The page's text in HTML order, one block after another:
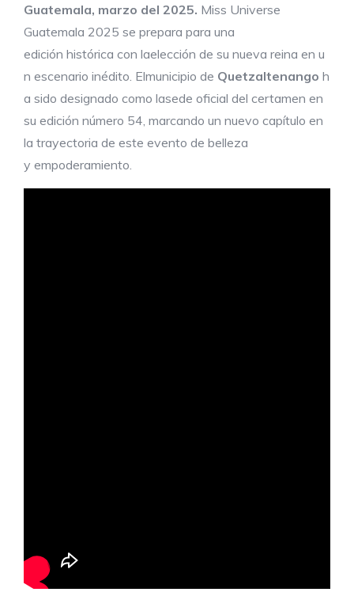
Guatemala, marzo del 2025. Miss Universe
Guatemala 2025 se prepara para una
edición histórica con laelección de su nueva reina en u
n escenario inédito. Elmunicipio de Quetzaltenango h
a sido designado como lasede oficial del certamen en
su edición número 54, marcando un nuevo capítulo en
la trayectoria de este evento de belleza
y empoderamiento.